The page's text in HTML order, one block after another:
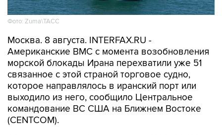
Фото: Zuma\ТАСС
Москва. 8 августа. INTERFAX.RU -
Американские ВМС с момента возобновления
морской блокады Ирана перехватили уже 51
связанное с этой страной торговое судно,
которое направлялось в иранский порт или
выходило из него, сообщило Центральное
командование ВС США на Ближнем Востоке
(CENTCOM).